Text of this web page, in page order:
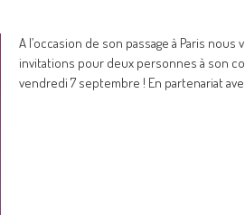
A l’occasion de son passage à Paris
invitations pour deux personnes à son
vendredi 7 septembre ! En partenariat